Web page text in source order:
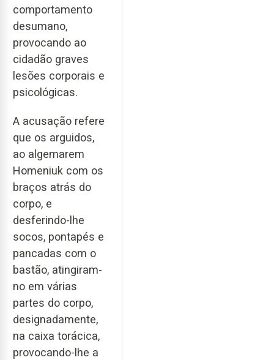
comportamento
desumano,
provocando ao
cidadão graves
lesões corporais e
psicológicas.
A acusação refere
que os arguidos,
ao algemarem
Homeniuk com os
braços atrás do
corpo, e
desferindo-lhe
socos, pontapés e
pancadas com o
bastão, atingiram-
no em várias
partes do corpo,
designadamente,
na caixa torácica,
provocando-lhe a